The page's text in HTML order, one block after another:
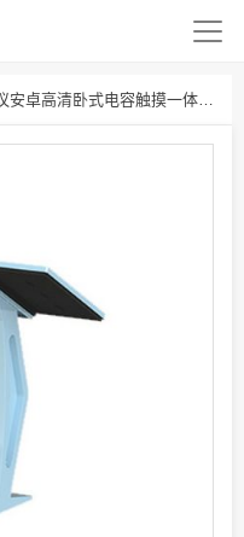
卧式电容触摸一体机价格中小学校教学查询机